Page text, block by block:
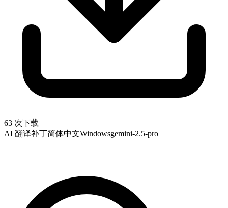
63 次下载
AI 翻译补丁简体中文Windowsgemini-2.5-pro